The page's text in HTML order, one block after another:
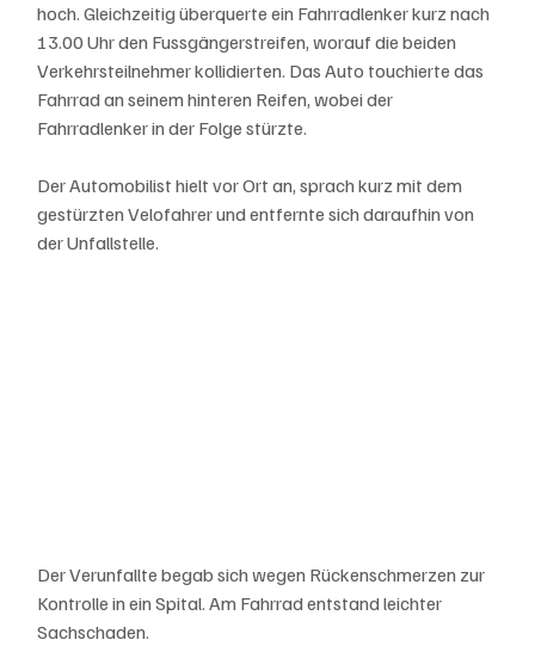
hoch. Gleichzeitig überquerte ein Fahrradlenker kurz nach
13.00 Uhr den Fussgängerstreifen, worauf die beiden
Verkehrsteilnehmer kollidierten. Das Auto touchierte das
Fahrrad an seinem hinteren Reifen, wobei der
Fahrradlenker in der Folge stürzte.
Der Automobilist hielt vor Ort an, sprach kurz mit dem
gestürzten Velofahrer und entfernte sich daraufhin von
der Unfallstelle.
Der Verunfallte begab sich wegen Rückenschmerzen zur
Kontrolle in ein Spital. Am Fahrrad entstand leichter
Sachschaden.